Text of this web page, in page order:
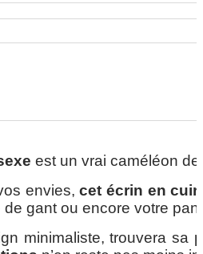
est un vrai caméléon
envies, cet écrin en cuir
gant ou encore votre
minimaliste, trouvera